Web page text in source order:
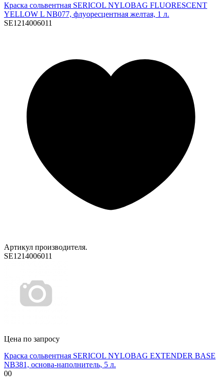
Краска сольвентная SERICOL NYLOBAG FLUORESCENT
YELLOW L NB077, флуоресцентная желтая, 1 л.
SE1214006011
Артикул производителя.
SE1214006011
Цена по запросу
Краска сольвентная SERICOL NYLOBAG EXTENDER BASE
NB381, основа-наполнитель, 5 л.
00